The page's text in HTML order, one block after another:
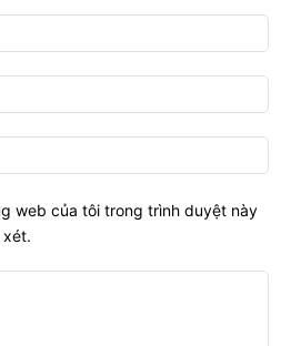
web của tôi trong trình duyệt này
xét.